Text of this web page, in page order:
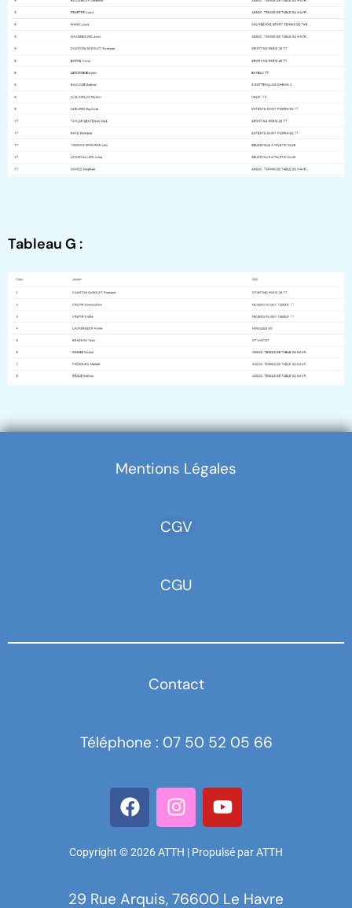
Tableau G :
Mentions Légales
CGV
CGU
Contact
Téléphone : 07 50 52 05 66
Copyright © 2026 ATTH | Propulsé par ATTH
29 Rue Arquis, 76600 Le Havre